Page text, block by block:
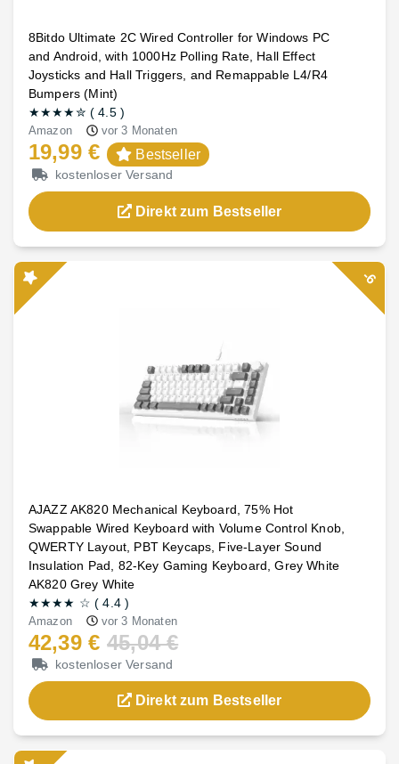
8Bitdo Ultimate 2C Wired Controller for Windows PC
and Android, with 1000Hz Polling Rate, Hall Effect
Joysticks and Hall Triggers, and Remappable L4/R4
Bumpers (Mint)
★★★★✮ (4.5)
Amazon vor 3 Monaten
19,99 € Bestseller
kostenloser Versand
Direkt zum Bestseller
AJAZZ AK820 Mechanical Keyboard, 75% Hot
Swappable Wired Keyboard with Volume Control Knob,
QWERTY Layout, PBT Keycaps, Five-Layer Sound
Insulation Pad, 82-Key Gaming Keyboard, Grey White
AK820 Grey White
★★★★ ☆ (4.4)
Amazon vor 3 Monaten
42,39 € 45,04 €
kostenloser Versand
Direkt zum Bestseller
-6